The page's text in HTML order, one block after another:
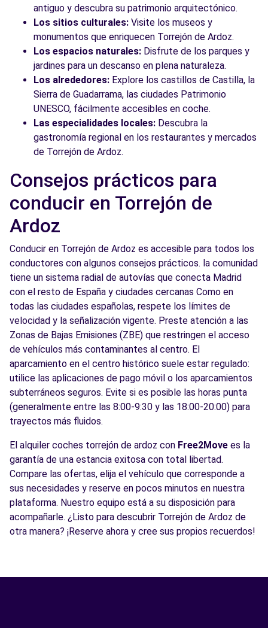
antiguo y descubra su patrimonio arquitectónico.
Los sitios culturales: Visite los museos y
monumentos que enriquecen Torrejón de Ardoz.
Los espacios naturales: Disfrute de los parques y
jardines para un descanso en plena naturaleza.
Los alrededores: Explore los castillos de Castilla, la
Sierra de Guadarrama, las ciudades Patrimonio
UNESCO, fácilmente accesibles en coche.
Las especialidades locales: Descubra la
gastronomía regional en los restaurantes y mercados
de Torrejón de Ardoz.
Consejos prácticos para
conducir en Torrejón de
Ardoz
Conducir en Torrejón de Ardoz es accesible para todos los
conductores con algunos consejos prácticos. la comunidad
tiene un sistema radial de autovías que conecta Madrid
con el resto de España y ciudades cercanas Como en
todas las ciudades españolas, respete los límites de
velocidad y la señalización vigente. Preste atención a las
Zonas de Bajas Emisiones (ZBE) que restringen el acceso
de vehículos más contaminantes al centro. El
aparcamiento en el centro histórico suele estar regulado:
utilice las aplicaciones de pago móvil o los aparcamientos
subterráneos seguros. Evite si es posible las horas punta
(generalmente entre las 8:00-9:30 y las 18:00-20:00) para
trayectos más fluidos.
El alquiler coches torrejón de ardoz con Free2Move es la
garantía de una estancia exitosa con total libertad.
Compare las ofertas, elija el vehículo que corresponde a
sus necesidades y reserve en pocos minutos en nuestra
plataforma. Nuestro equipo está a su disposición para
acompañarle. ¿Listo para descubrir Torrejón de Ardoz de
otra manera? ¡Reserve ahora y cree sus propios recuerdos!